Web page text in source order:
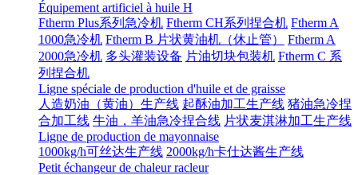
Équipement artificiel à huile H
Ftherm Plus系列急冷机 Ftherm CH系列捏合机 Ftherm A
1000急冷机 Ftherm B 片状黄油机（休止管）
Ftherm A
2000急冷机 多头灌装设备 片油切块包装机 Ftherm C 系
列捏合机
Ligne spéciale de production d'huile et de graisse
人造奶油（黄油）生产线 起酥油加工生产线 猪油急冷捏
合加工线 牛油，羊油急冷捏合线 片状麦淇淋加工生产线
Ligne de production de mayonnaise
1000kg/h可丝达生产线 2000kg/h卡仕达酱生产线
Petit échangeur de chaleur racleur